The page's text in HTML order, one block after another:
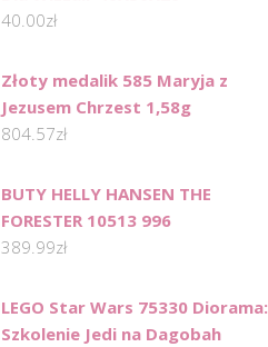
40.00zł
Złoty medalik 585 Maryja z
Jezusem Chrzest 1,58g
804.57zł
BUTY HELLY HANSEN THE
FORESTER 10513 996
389.99zł
LEGO Star Wars 75330 Diorama:
Szkolenie Jedi na Dagobah